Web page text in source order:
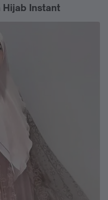
Hijab Instant